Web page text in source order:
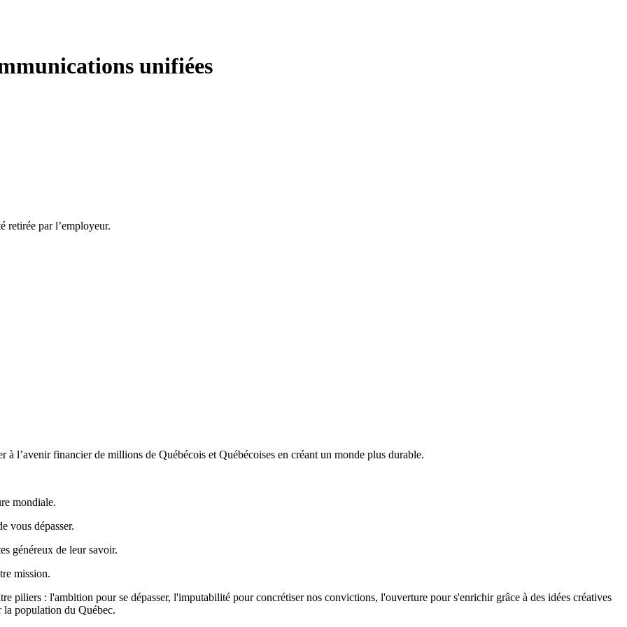
unifiées
retirée par l’employeur.
à l’avenir financier de millions de Québécois et Québécoises en créant un monde plus durable.
mondiale.
vous dépasser.
généreux de leur savoir.
mission.
piliers : l'ambition pour se dépasser, l'imputabilité pour concrétiser nos convictions, l'ouverture pour s'enrichir grâce à des idées créatives
la population du Québec.